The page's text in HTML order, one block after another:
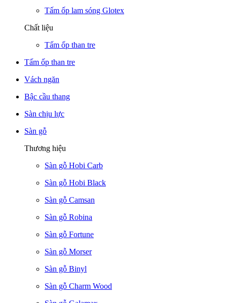
Tấm ốp lam sóng Glotex
Chất liệu
Tấm ốp than tre
Tấm ốp than tre
Vách ngăn
Bậc cầu thang
Sàn chịu lực
Sàn gỗ
Thương hiệu
Sàn gỗ Hobi Carb
Sàn gỗ Hobi Black
Sàn gỗ Camsan
Sàn gỗ Robina
Sàn gỗ Fortune
Sàn gỗ Morser
Sàn gỗ Binyl
Sàn gỗ Charm Wood